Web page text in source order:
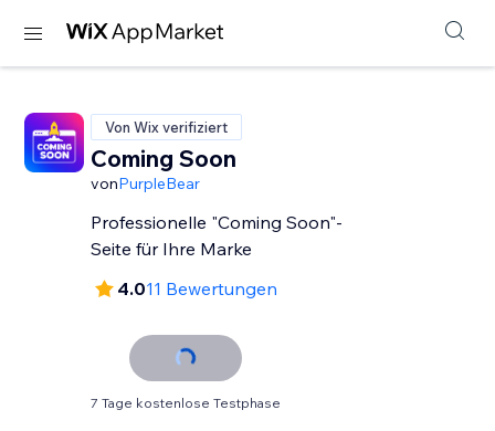
Von Wix verifiziert
Coming Soon
vonPurpleBear
Professionelle "Coming Soon"-
Seite für Ihre Marke
4.011 Bewertungen
7 Tage kostenlose Testphase